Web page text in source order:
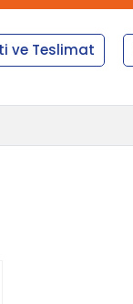
ve Teslimat